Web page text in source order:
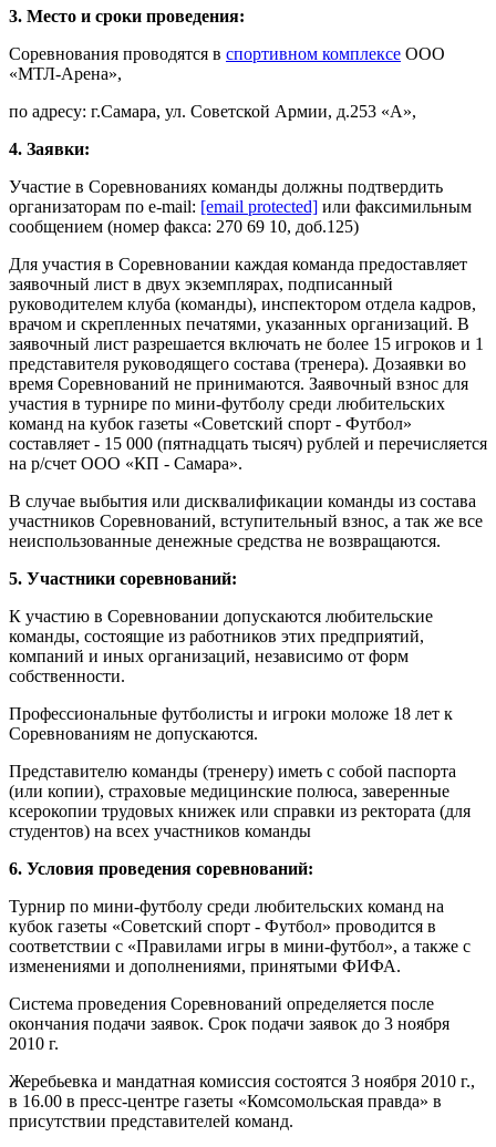
3. Место и сроки проведения:
Соревнования проводятся в спортивном комплексе ООО
«МТЛ-Арена»,
по адресу: г.Самара, ул. Советской Армии, д.253 «А»,
4. Заявки:
Участие в Соревнованиях команды должны подтвердить
организаторам по e-mail: [email protected] или факсимильным
сообщением (номер факса: 270 69 10, доб.125)
Для участия в Соревновании каждая команда предоставляет
заявочный лист в двух экземплярах, подписанный
руководителем клуба (команды), инспектором отдела кадров,
врачом и скрепленных печатями, указанных организаций. В
заявочный лист разрешается включать не более 15 игроков и 1
представителя руководящего состава (тренера). Дозаявки во
время Соревнований не принимаются. Заявочный взнос для
участия в турнире по мини-футболу среди любительских
команд на кубок газеты «Советский спорт - Футбол»
составляет - 15 000 (пятнадцать тысяч) рублей и перечисляется
на р/счет ООО «КП - Самара».
В случае выбытия или дисквалификации команды из состава
участников Соревнований, вступительный взнос, а так же все
неиспользованные денежные средства не возвращаются.
5. Участники соревнований:
К участию в Соревновании допускаются любительские
команды, состоящие из работников этих предприятий,
компаний и иных организаций, независимо от форм
собственности.
Профессиональные футболисты и игроки моложе 18 лет к
Соревнованиям не допускаются.
Представителю команды (тренеру) иметь с собой паспорта
(или копии), страховые медицинские полюса, заверенные
ксерокопии трудовых книжек или справки из ректората (для
студентов) на всех участников команды
6. Условия проведения соревнований:
Турнир по мини-футболу среди любительских команд на
кубок газеты «Советский спорт - Футбол» проводится в
соответствии с «Правилами игры в мини-футбол», а также с
изменениями и дополнениями, принятыми ФИФА.
Система проведения Соревнований определяется после
окончания подачи заявок. Срок подачи заявок до 3 ноября
2010 г.
Жеребьевка и мандатная комиссия состоятся 3 ноября 2010 г.,
в 16.00 в пресс-центре газеты «Комсомольская правда» в
присутствии представителей команд.